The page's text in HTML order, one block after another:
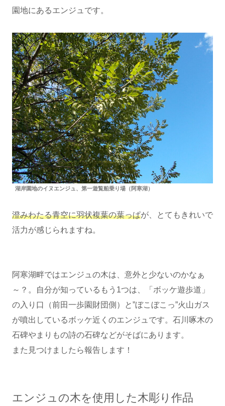
園地にあるエンジュです。
湖岸園地のイヌエンジュ、第一遊覧船乗り場（阿寒湖）
澄みわたる青空に羽状複葉の葉っぱが、とてもきれいで
活力が感じられますね。
阿寒湖畔ではエンジュの木は、意外と少ないのかなぁ
～？。自分が知っているもう1つは、「ボッケ遊歩道」
の入り口（前田一歩園財団側）と”ぼこぼこっ”火山ガス
が噴出しているボッケ近くのエンジュです。石川啄木の
石碑やまりもの詩の石碑などがそばにあります。
また見つけましたら報告します！
エンジュの木を使用した木彫り作品